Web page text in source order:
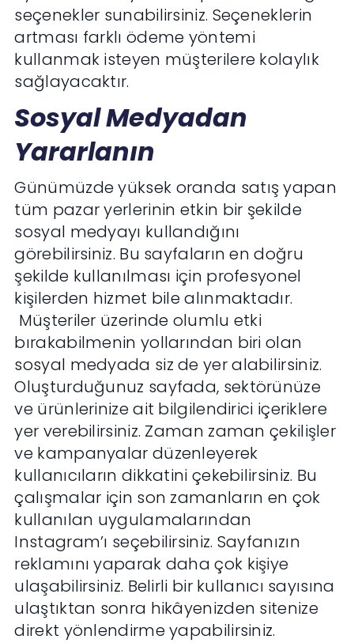
seçenekler sunabilirsiniz. Seçeneklerin
artması farklı ödeme yöntemi
kullanmak isteyen müşterilere kolaylık
sağlayacaktır.
Sosyal Medyadan
Yararlanın
Günümüzde yüksek oranda satış yapan
tüm pazar yerlerinin etkin bir şekilde
sosyal medyayı kullandığını
görebilirsiniz. Bu sayfaların en doğru
şekilde kullanılması için profesyonel
kişilerden hizmet bile alınmaktadır.
Müşteriler üzerinde olumlu etki
bırakabilmenin yollarından biri olan
sosyal medyada siz de yer alabilirsiniz.
Oluşturduğunuz sayfada, sektörünüze
ve ürünlerinize ait bilgilendirici içeriklere
yer verebilirsiniz. Zaman zaman çekilişler
ve kampanyalar düzenleyerek
kullanıcıların dikkatini çekebilirsiniz. Bu
çalışmalar için son zamanların en çok
kullanılan uygulamalarından
Instagram’ı seçebilirsiniz. Sayfanızın
reklamını yaparak daha çok kişiye
ulaşabilirsiniz. Belirli bir kullanıcı sayısına
ulaştıktan sonra hikâyenizden sitenize
direkt yönlendirme yapabilirsiniz.